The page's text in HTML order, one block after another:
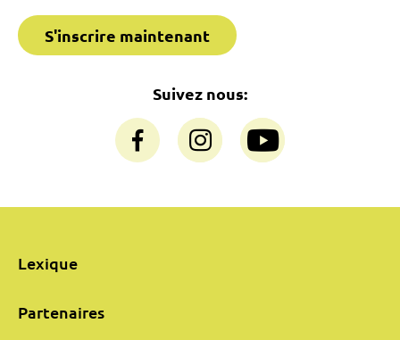
S'inscrire maintenant
Suivez nous:
Lexique
Partenaires